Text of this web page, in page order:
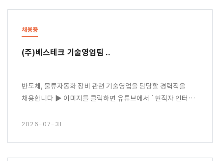
채용중
(주)베스테크 기술영업팀 ..
반도체, 물류자동화 장비 관련 기술영업을 담당할 경력직을
채용합니다 ▶ 이미지를 클릭하면 유튜브에서 `현직자 인터뷰`
2026-07-31